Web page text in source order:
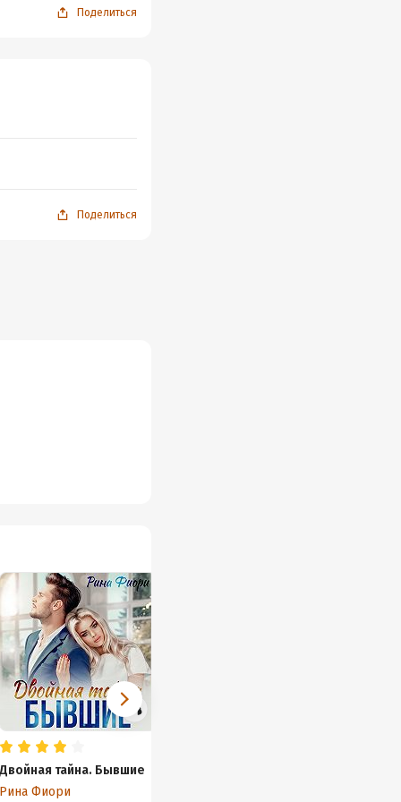
Поделиться
Поделиться
Двойная тайна. Бывшие
Рина Фиори